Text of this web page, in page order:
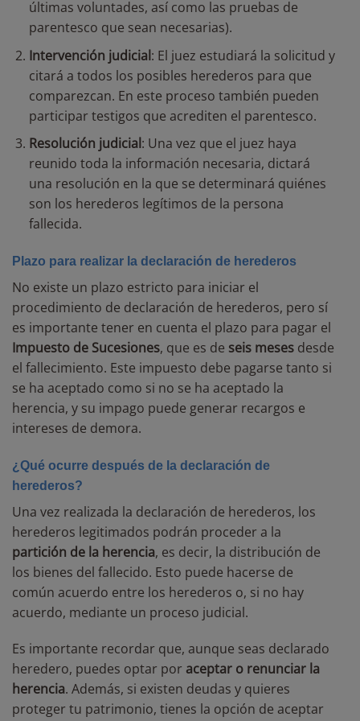
últimas voluntades, así como las pruebas de
parentesco que sean necesarias).
Intervención judicial: El juez estudiará la solicitud y
citará a todos los posibles herederos para que
comparezcan. En este proceso también pueden
participar testigos que acrediten el parentesco.
Resolución judicial: Una vez que el juez haya
reunido toda la información necesaria, dictará
una resolución en la que se determinará quiénes
son los herederos legítimos de la persona
fallecida.
Plazo para realizar la declaración de herederos
No existe un plazo estricto para iniciar el
procedimiento de declaración de herederos, pero sí
es importante tener en cuenta el plazo para pagar el
Impuesto de Sucesiones, que es de seis meses desde
el fallecimiento. Este impuesto debe pagarse tanto si
se ha aceptado como si no se ha aceptado la
herencia, y su impago puede generar recargos e
intereses de demora.
¿Qué ocurre después de la declaración de
herederos?
Una vez realizada la declaración de herederos, los
herederos legitimados podrán proceder a la
partición de la herencia, es decir, la distribución de
los bienes del fallecido. Esto puede hacerse de
común acuerdo entre los herederos o, si no hay
acuerdo, mediante un proceso judicial.
Es importante recordar que, aunque seas declarado
heredero, puedes optar por aceptar o renunciar la
herencia. Además, si existen deudas y quieres
proteger tu patrimonio, tienes la opción de aceptar